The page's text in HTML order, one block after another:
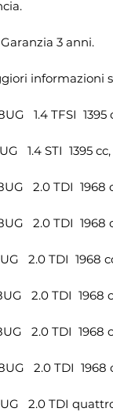
3 anni.
informazioni
1.4 TFSI 1395
STI 1395 cc,
2.0 TDI 1968
2.0 TDI 1968
2.0 TDI 1968 cc,
2.0 TDI 1968
2.0 TDI 1968
2.0 TDI 1968
2.0 TDI quattro